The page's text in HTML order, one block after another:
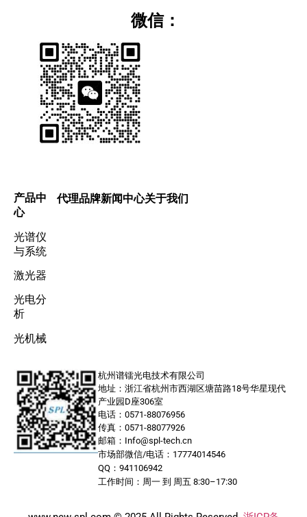
微信：
产品中
心
光谱仪
与系统
激光器
光电分
析
光机械
代理品牌新闻中心关于我们
杭州谱镭光电技术有限公司
地址：浙江省杭州市西湖区塘苗路18号华星现代
产业园D座306室
电话：0571-88076956
传真：0571-88077926
邮箱：Info@spl-tech.cn
市场部微信/电话：17774014546
QQ：941106942
工作时间：周一 到 周五 8:30–17:30